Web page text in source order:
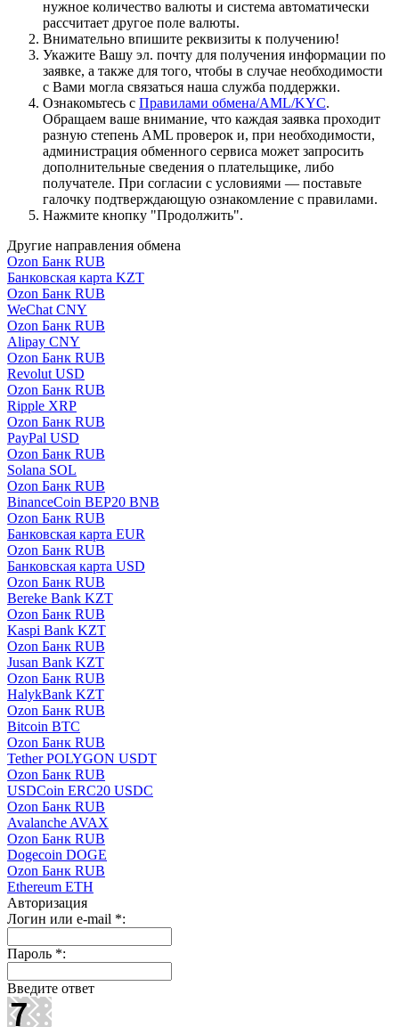
нужное количество валюты и система автоматически
рассчитает другое поле валюты.
Внимательно впишите реквизиты к получению!
Укажите Вашу эл. почту для получения информации по
заявке, а также для того, чтобы в случае необходимости
с Вами могла связаться наша служба поддержки.
Ознакомьтесь с Правилами обмена/AML/KYC.
Обращаем ваше внимание, что каждая заявка проходит
разную степень AML проверок и, при необходимости,
администрация обменного сервиса может запросить
дополнительные сведения о плательщике, либо
получателе. При согласии с условиями — поставьте
галочку подтверждающую ознакомление с правилами.
Нажмите кнопку "Продолжить".
Другие направления обмена
Ozon Банк RUB
Банковская карта KZT
Ozon Банк RUB
WeChat CNY
Ozon Банк RUB
Alipay CNY
Ozon Банк RUB
Revolut USD
Ozon Банк RUB
Ripple XRP
Ozon Банк RUB
PayPal USD
Ozon Банк RUB
Solana SOL
Ozon Банк RUB
BinanceCoin BEP20 BNB
Ozon Банк RUB
Банковская карта EUR
Ozon Банк RUB
Банковская карта USD
Ozon Банк RUB
Bereke Bank KZT
Ozon Банк RUB
Kaspi Bank KZT
Ozon Банк RUB
Jusan Bank KZT
Ozon Банк RUB
HalykBank KZT
Ozon Банк RUB
Bitcoin BTC
Ozon Банк RUB
Tether POLYGON USDT
Ozon Банк RUB
USDCoin ERC20 USDC
Ozon Банк RUB
Avalanche AVAX
Ozon Банк RUB
Dogecoin DOGE
Ozon Банк RUB
Ethereum ETH
Авторизация
Логин или e-mail *:
Пароль *:
Введите ответ